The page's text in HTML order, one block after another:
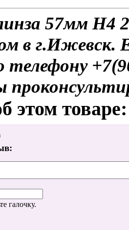
57мм H4
в г.Ижевск.
телефону
этом товаре:
галочку.